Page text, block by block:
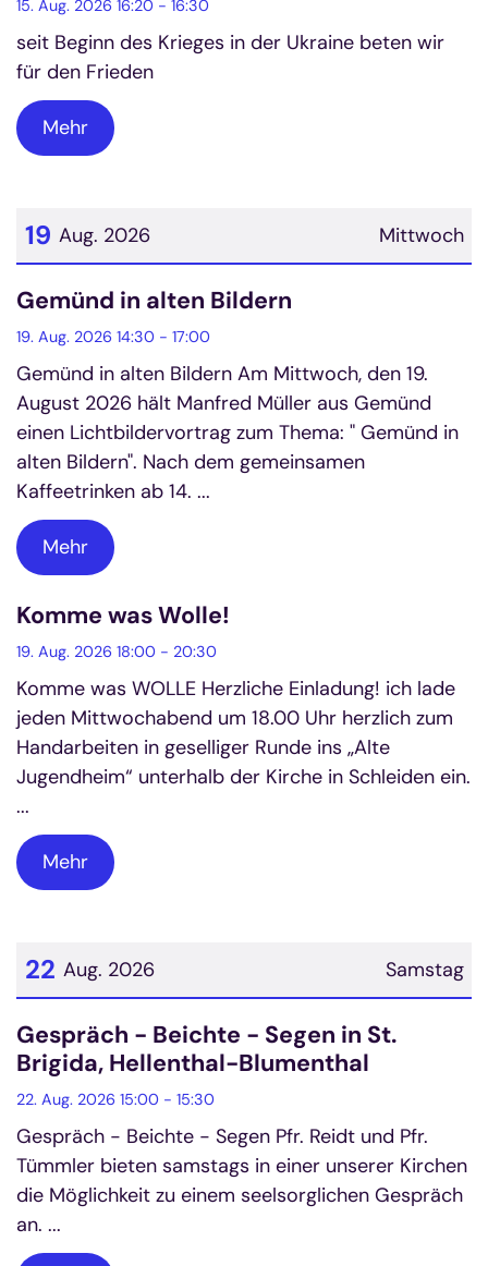
15. Aug. 2026 16:20 - 16:30
seit Beginn des Krieges in der Ukraine beten wir
für den Frieden
Mehr
Mittwoch
19 Aug. 2026
Datum: 19. August 2026
Gemünd in alten Bildern
19. Aug. 2026 14:30 - 17:00
Gemünd in alten Bildern Am Mittwoch, den 19.
August 2026 hält Manfred Müller aus Gemünd
einen Lichtbildervortrag zum Thema: " Gemünd in
alten Bildern". Nach dem gemeinsamen
Kaffeetrinken ab 14. ...
Mehr
Komme was Wolle!
19. Aug. 2026 18:00 - 20:30
Komme was WOLLE Herzliche Einladung! ich lade
jeden Mittwochabend um 18.00 Uhr herzlich zum
Handarbeiten in geselliger Runde ins „Alte
Jugendheim“ unterhalb der Kirche in Schleiden ein.
...
Mehr
Samstag
22 Aug. 2026
Datum: 22. August 2026
Gespräch - Beichte - Segen in St.
Brigida, Hellenthal-Blumenthal
22. Aug. 2026 15:00 - 15:30
Gespräch - Beichte - Segen Pfr. Reidt und Pfr.
Tümmler bieten samstags in einer unserer Kirchen
die Möglichkeit zu einem seelsorglichen Gespräch
an. ...